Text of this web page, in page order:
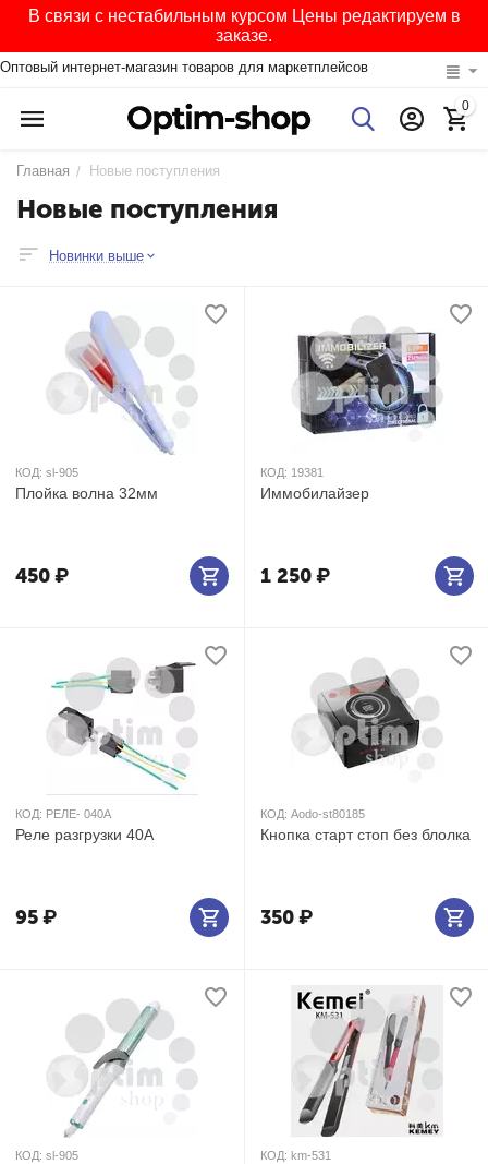
В связи с нестабильным курсом Цены редактируем в
заказе.
Оптовый интернет-магазин товаров для маркетплейсов
0
Главная / Новые поступления
Новые поступления
Новинки выше
КОД: sl-905
Плойка волна 32мм
450₽
КОД: 19381
Иммобилайзер
1 250₽
КОД: РЕЛЕ- 040А
Реле разгрузки 40А
95₽
КОД: Aodo-st80185
Кнопка старт стоп без блолка
350₽
КОД: sl-905 КОД: km-531